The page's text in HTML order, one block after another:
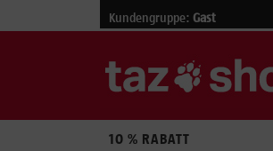
Kundengruppe: Gast
10 % RABATT